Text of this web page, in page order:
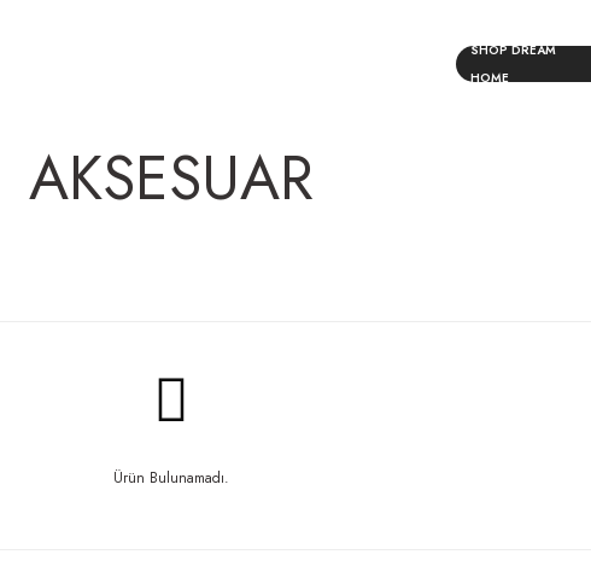
SHOP DREAM
HOME
AKSESUAR
Ürün Bulunamadı.